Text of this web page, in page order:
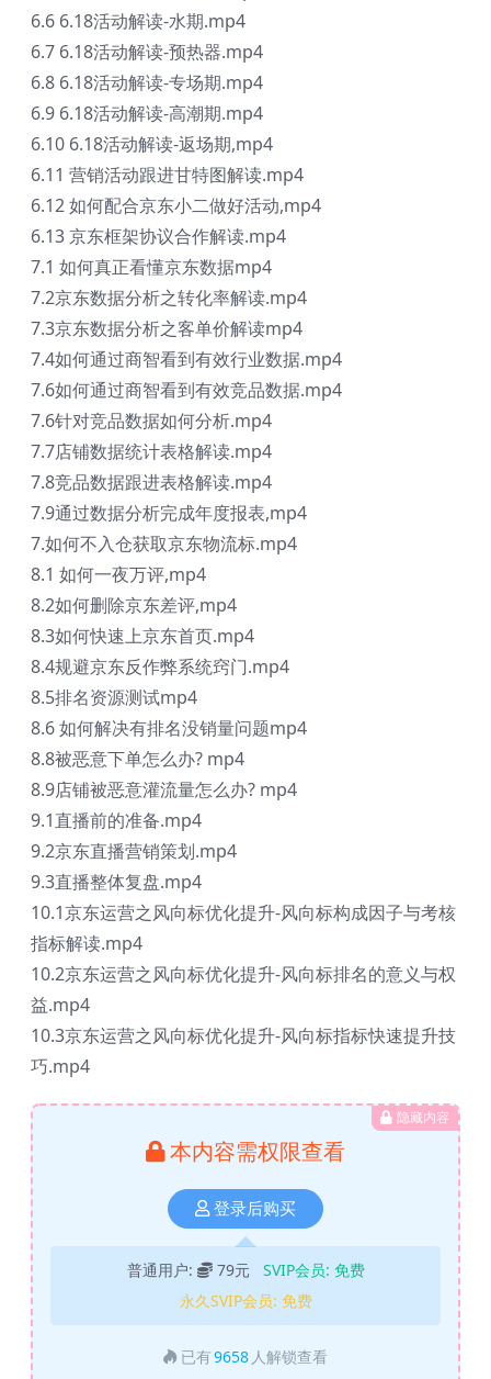
6.6 6.18活动解读-水期.mp4
6.7 6.18活动解读-预热器.mp4
6.8 6.18活动解读-专场期.mp4
6.9 6.18活动解读-高潮期.mp4
6.10 6.18活动解读-返场期,mp4
6.11 营销活动跟进甘特图解读.mp4
6.12 如何配合京东小二做好活动,mp4
6.13 京东框架协议合作解读.mp4
7.1 如何真正看懂京东数据mp4
7.2京东数据分析之转化率解读.mp4
7.3京东数据分析之客单价解读mp4
7.4如何通过商智看到有效行业数据.mp4
7.6如何通过商智看到有效竞品数据.mp4
7.6针对竞品数据如何分析.mp4
7.7店铺数据统计表格解读.mp4
7.8竞品数据跟进表格解读.mp4
7.9通过数据分析完成年度报表,mp4
7.如何不入仓获取京东物流标.mp4
8.1 如何一夜万评,mp4
8.2如何删除京东差评,mp4
8.3如何快速上京东首页.mp4
8.4规避京东反作弊系统窍门.mp4
8.5排名资源测试mp4
8.6 如何解决有排名没销量问题mp4
8.8被恶意下单怎么办? mp4
8.9店铺被恶意灌流量怎么办? mp4
9.1直播前的准备.mp4
9.2京东直播营销策划.mp4
9.3直播整体复盘.mp4
10.1京东运营之风向标优化提升-风向标构成因子与考核
指标解读.mp4
10.2京东运营之风向标优化提升-风向标排名的意义与权
益.mp4
10.3京东运营之风向标优化提升-风向标指标快速提升技
巧.mp4
隐藏内容
本内容需权限查看
登录后购买
普通用户: 79元 SVIP会员: 免费
永久SVIP会员: 免费
已有9658 人解锁查看